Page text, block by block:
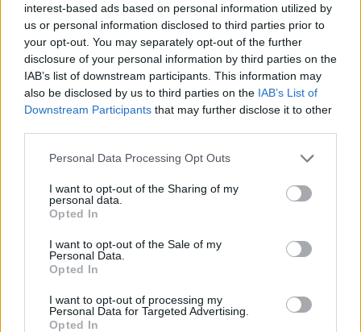
interest-based ads based on personal information utilized by
us or personal information disclosed to third parties prior to
your opt-out. You may separately opt-out of the further
disclosure of your personal information by third parties on the
IAB’s list of downstream participants. This information may
also be disclosed by us to third parties on the IAB’s List of
Downstream Participants that may further disclose it to other
Personal Data Processing Opt Outs
I want to opt-out of the Sharing of my
personal data.
Opted In
I want to opt-out of the Sale of my
Personal Data.
Opted In
I want to opt-out of processing my
Personal Data for Targeted Advertising.
Opted In
08:55
Νέοι ρωσικοί βομβαρδισμοί στο Κίεβο: Τρεις νεκροί,
μεταξύ των οποίων ένα παιδί
08:49
Μηχανολογικό: 4.700 νέα οχήματα στο Ηράκλειο -
Σάββατο στο γραφείο για να μην περιμένουν οι πολίτες
ΠΕΡΙΣΣΟΤΕΡΑ
ΣΧΕΤΙΚA AΡΘΡΑ
Χαρδαλιάς: Καμία ανεμογεννήτρια σε καμένες και
ΕΛΛAΔΑ 10:48